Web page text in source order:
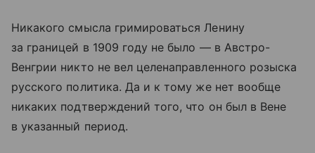
Никакого смысла гримироваться Ленину
за границей в 1909 году не было — в Австро-
Венгрии никто не вел целенаправленного розыска
русского политика. Да и к тому же нет вообще
никаких подтверждений того, что он был в Вене
в указанный период.